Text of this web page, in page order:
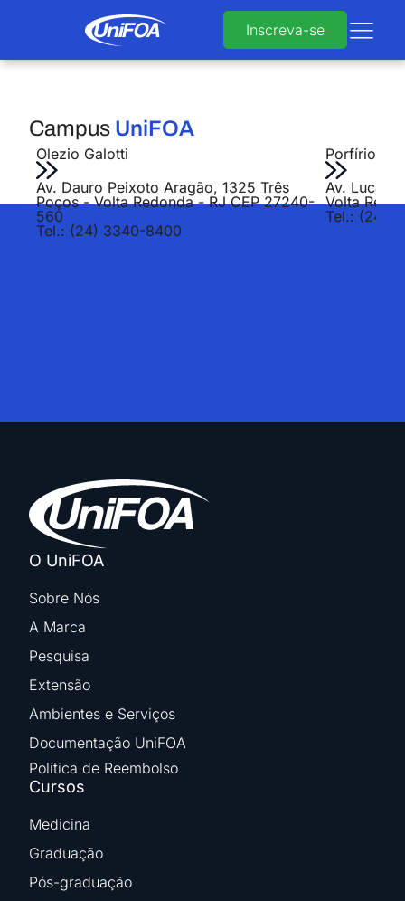
Inscreva-se
Campus UniFOA
Olezio Galotti
Av. Dauro Peixoto Aragão, 1325 Três
Poços - Volta Redonda - RJ CEP 27240-
560
Tel.: (24) 3340-8400
Porfírio
Av. Lucas
Volta
Tel.: (24)
O UniFOA
Sobre Nós
A Marca
Pesquisa
Extensão
Ambientes e Serviços
Documentação UniFOA
Política de Reembolso
Cursos
Medicina
Graduação
Pós-graduação